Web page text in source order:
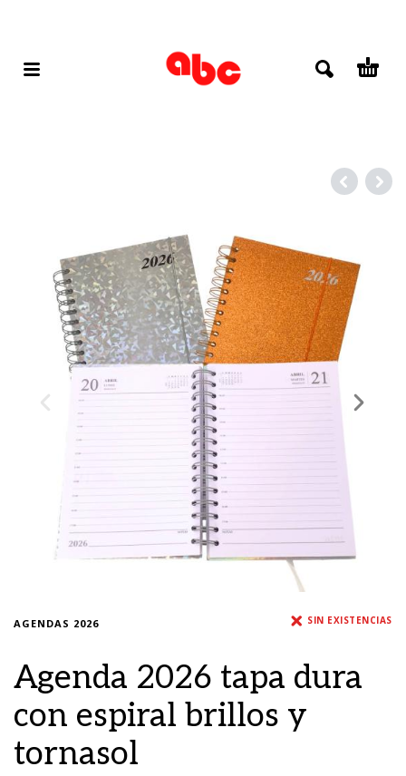
AGENDAS 2026 SIN EXISTENCIAS
Agenda 2026 tapa dura
con espiral brillos y
tornasol